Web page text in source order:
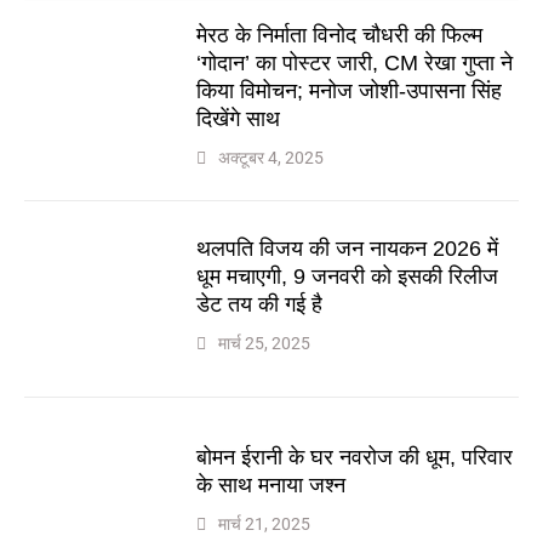
मेरठ के निर्माता विनोद चौधरी की फिल्म
‘गोदान’ का पोस्टर जारी, CM रेखा गुप्ता ने
किया विमोचन; मनोज जोशी-उपासना सिंह
दिखेंगे साथ
अक्टूबर 4, 2025
थलपति विजय की जन नायकन 2026 में
धूम मचाएगी, 9 जनवरी को इसकी रिलीज
डेट तय की गई है
मार्च 25, 2025
बोमन ईरानी के घर नवरोज की धूम, परिवार
के साथ मनाया जश्न
मार्च 21, 2025